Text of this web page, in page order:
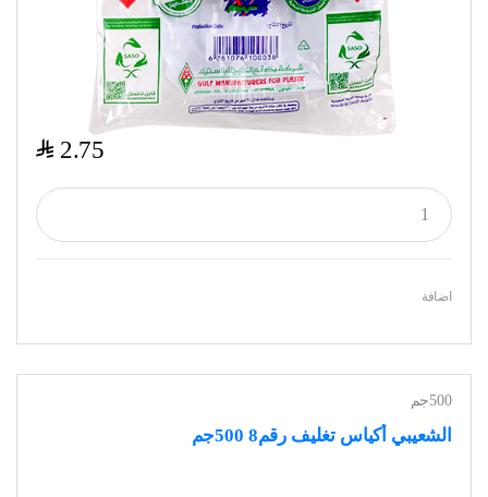
2.75
$
اضافة
500جم
الشعيبي أكياس تغليف رقم8 500جم